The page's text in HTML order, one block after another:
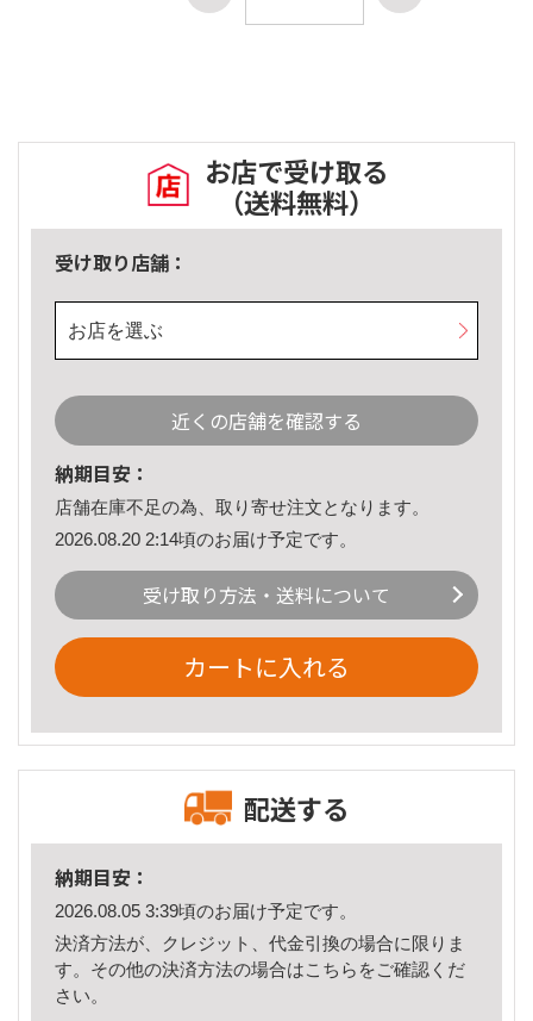
お店で受け取る
（送料無料）
受け取り店舗：
お店を選ぶ
近くの店舗を確認する
納期目安：
店舗在庫不足の為、取り寄せ注文となります。
2026.08.20 2:14頃のお届け予定です。
受け取り方法・送料について
カートに入れる
配送する
納期目安：
2026.08.05 3:39頃のお届け予定です。
決済方法が、クレジット、代金引換の場合に限りま
す。その他の決済方法の場合はこちら をご確認くだ
さい。